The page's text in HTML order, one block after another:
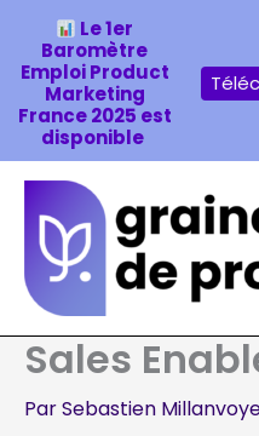
Aller
contenu
Sales
ParSebastien
Le 1er
Baromètre
Emploi Product
Marketing
France 2025 est
disponible